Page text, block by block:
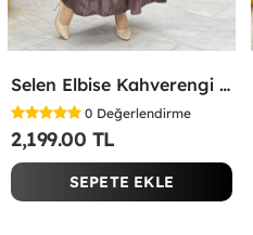
Selen Elbise Kahverengi Kahverengi
0 Değerlendirme
2,199.00 TL
SEPETE EKLE